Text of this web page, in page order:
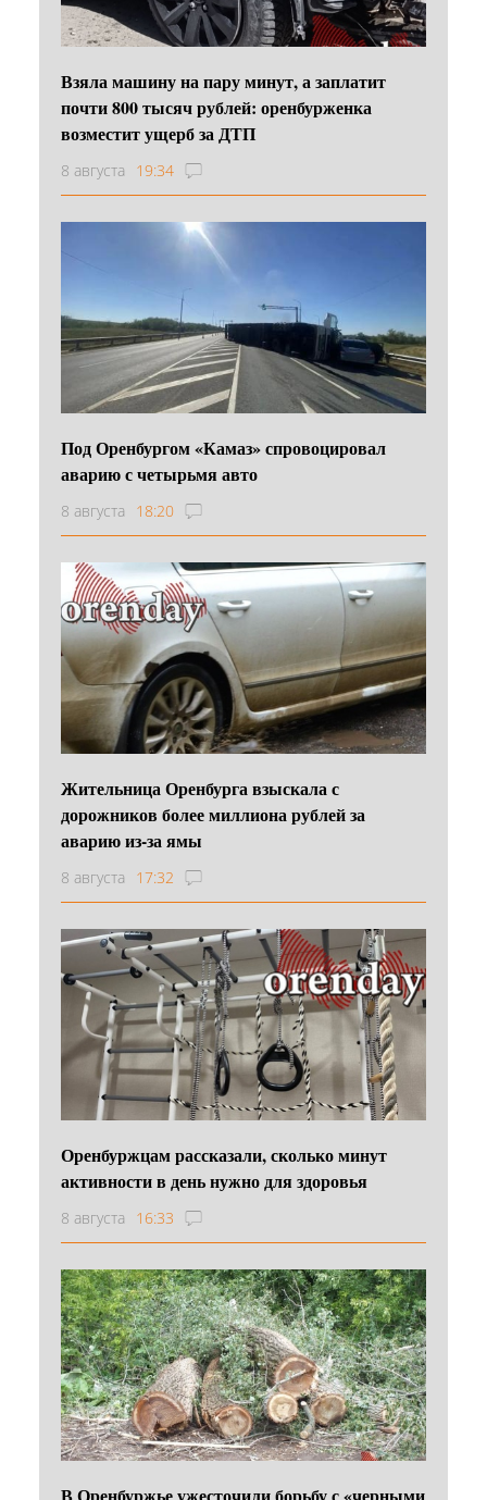
Взяла машину на пару минут, а заплатит
почти 800 тысяч рублей: оренбурженка
возместит ущерб за ДТП
8 августа 19:34
Под Оренбургом «Камаз» спровоцировал
аварию с четырьмя авто
8 августа 18:20
Жительница Оренбурга взыскала с
дорожников более миллиона рублей за
аварию из-за ямы
8 августа 17:32
Оренбуржцам рассказали, сколько минут
активности в день нужно для здоровья
8 августа 16:33
В Оренбуржье ужесточили борьбу с «черными